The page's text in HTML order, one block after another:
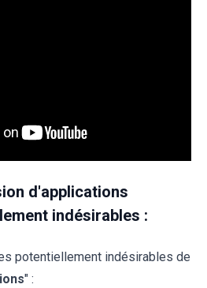
d'applications
indésirables :
potentiellement indésirables de
" :